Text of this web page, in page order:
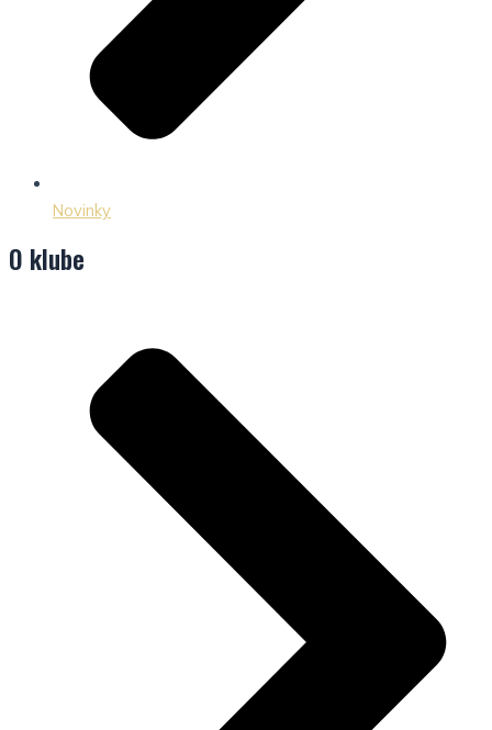
Novinky
O klube